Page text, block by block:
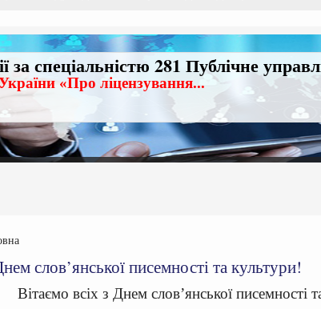
за спеціальністю 281 Публічне
«Про ліцензування...
слов’янської писемності та культури!
Вітаємо всіх з Днем слов’янської писемності